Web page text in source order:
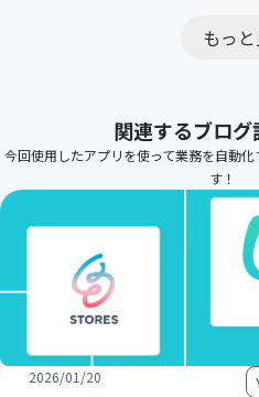
もっ
関連するブロ
今回使用したアプリを使って業務を自動
す！
2026/01/20